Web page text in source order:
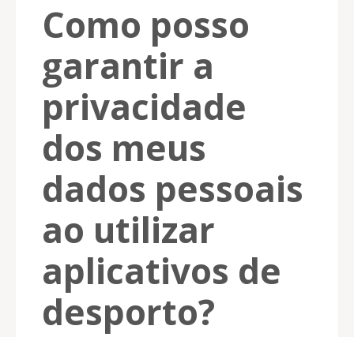
Como posso
garantir a
privacidade
dos meus
dados pessoais
ao utilizar
aplicativos de
desporto?